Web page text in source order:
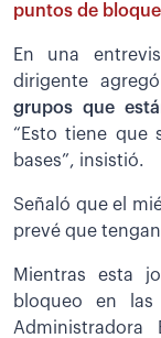
puntos de
En una
dirigente
grupos que
“Esto tiene que
bases”, insistió.
Señaló que el
prevé que
Mientras esta
bloqueo en
Administradora